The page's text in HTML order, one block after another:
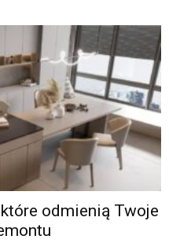
odmienią Twoje